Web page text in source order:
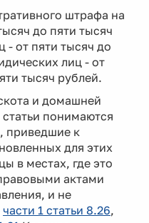
штрафа на
до пяти тысяч
- от пяти тысяч до
лиц - от
тысяч рублей.
и домашней
понимаются
приведшие к
для этих
в местах, где это
актами
и не
части 1 статьи 8.26,